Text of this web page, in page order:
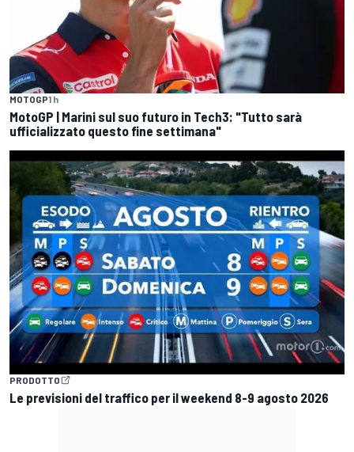
MOTOGP1 h
MotoGP | Marini sul suo futuro in Tech3: "Tutto sarà
ufficializzato questo fine settimana"
PRODOTTO
Le previsioni del traffico per il weekend 8-9 agosto 2026